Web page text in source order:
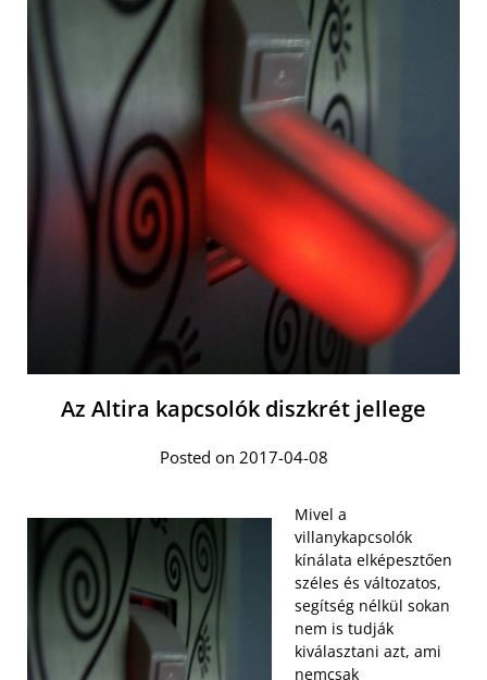
Az Altira kapcsolók diszkrét jellege
Posted on 2017-04-08
Mivel a
villanykapcsolók
kínálata elképesztően
széles és változatos,
segítség nélkül sokan
nem is tudják
kiválasztani azt, ami
nemcsak